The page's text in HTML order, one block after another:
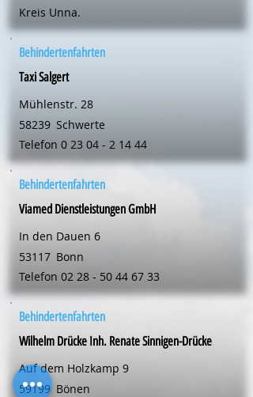
Kreis Unna.
Behindertenfahrten
Taxi Salgert
Mühlenstr. 28
58239 Schwerte
Telefon 0 23 04 - 2 14 44
Behindertenfahrten
Viamed Dienstleistungen GmbH
In den Dauen 6
53117 Bonn
Telefon 02 28 - 50 44 67 33
Behindertenfahrten
Wilhelm Drücke Inh. Renate Sinnigen-Drücke
Auf dem Holzkamp 9
59199 Bönen